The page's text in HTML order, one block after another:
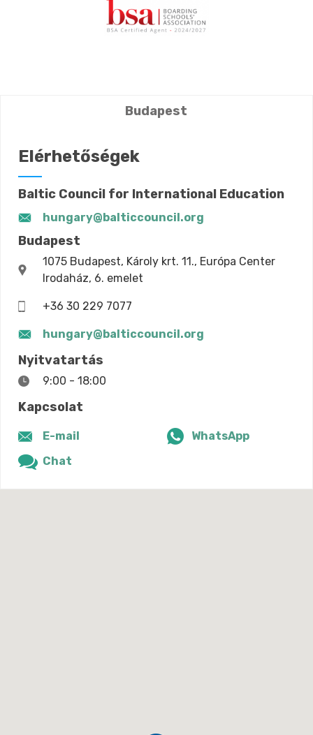
Budapest
Elérhetőségek
Baltic Council for International Education
hungary@balticcouncil.org
Budapest
1075 Budapest, Károly krt. 11., Európa Center
Irodaház, 6. emelet
+36 30 229 7077
hungary@balticcouncil.org
Nyitvatartás
9:00 - 18:00
Kapcsolat
E-mail
Chat
WhatsApp